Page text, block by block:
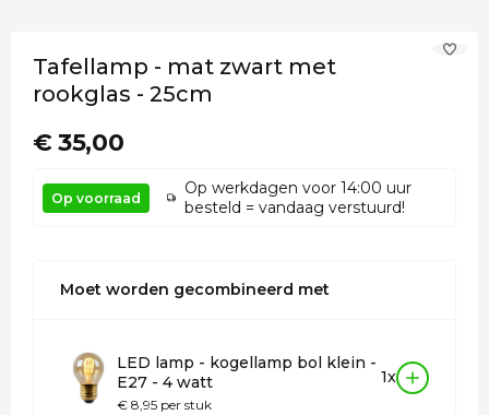
Tafellamp - mat zwart met
rookglas - 25cm
€ 35,00
Op voorraad
Op werkdagen voor 14:00 uur
besteld = vandaag verstuurd!
Moet worden gecombineerd met
LED lamp - kogellamp bol klein -
E27 - 4 watt
€ 8,95 per stuk
1x